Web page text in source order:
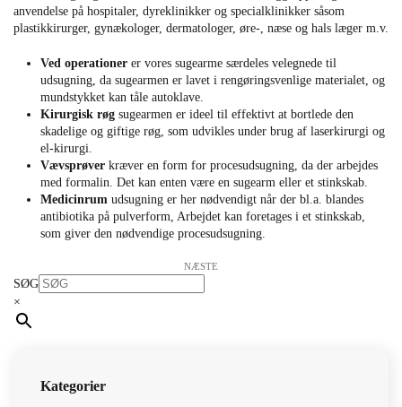
anvendelse på hospitaler, dyreklinikker og specialklinikker såsom
plastikkirurger, gynækologer, dermatologer, øre-, næse og hals læger m.v.
Ved operationer er vores sugearme særdeles velegnede til
udsugning, da sugearmen er lavet i rengøringsvenlige materialet, og
mundstykket kan tåle autoklave.
Kirurgisk røg sugearmen er ideel til effektivt at bortlede den
skadelige og giftige røg, som udvikles under brug af laserkirurgi og
el-kirurgi.
Vævsprøver kræver en form for procesudsugning, da der arbejdes
med formalin. Det kan enten være en sugearm eller et stinkskab.
Medicinrum udsugning er her nødvendigt når der bl.a. blandes
antibiotika på pulverform, Arbejdet kan foretages i et stinkskab,
som giver den nødvendige procesudsugning.
NÆSTE
SØG
×